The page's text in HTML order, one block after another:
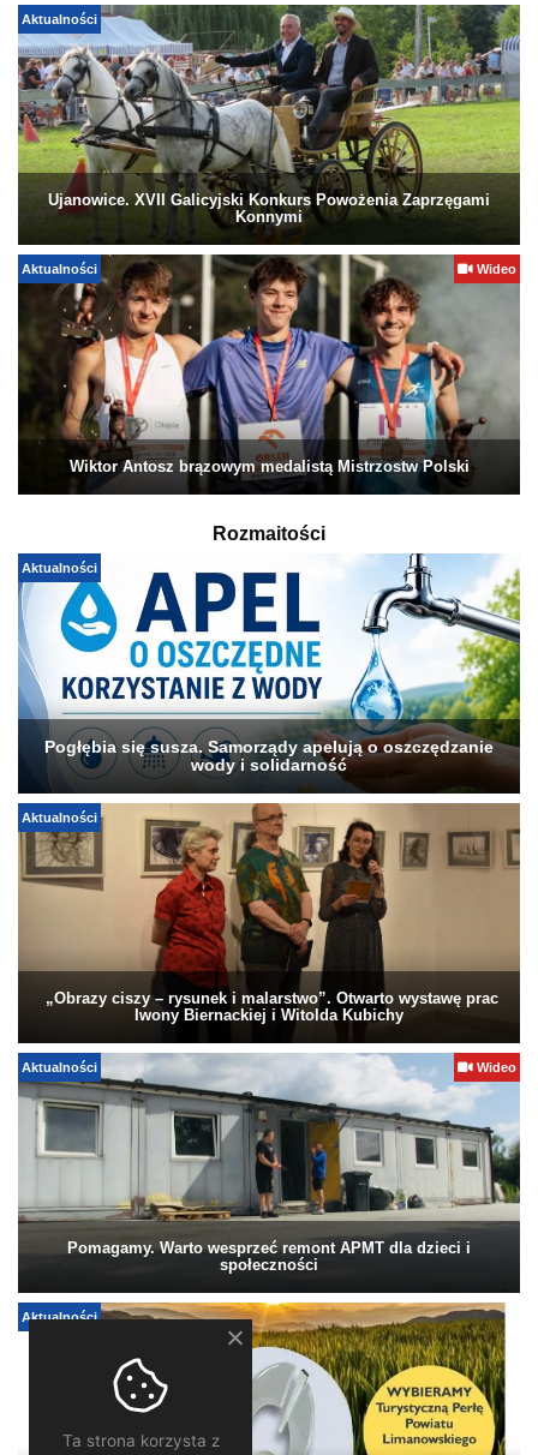
Aktualności
Ujanowice. XVII Galicyjski Konkurs Powożenia Zaprzęgami
Konnymi
Aktualności Wideo
Wiktor Antosz brązowym medalistą Mistrzostw Polski
Rozmaitości
Aktualności
Pogłębia się susza. Samorządy apelują o oszczędzanie
wody i solidarność
Aktualności
„Obrazy ciszy – rysunek i malarstwo”. Otwarto wystawę prac
Iwony Biernackiej i Witolda Kubichy
Aktualności Wideo
Pomagamy. Warto wesprzeć remont APMT dla dzieci i
społeczności
Aktualności
Ta strona korzysta z